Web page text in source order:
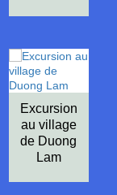
Excursion
au village
de Duong
Lam